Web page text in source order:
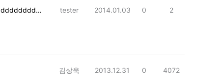
tester 2014.01.03 0 2
김상욱 2013.12.31 0 4072